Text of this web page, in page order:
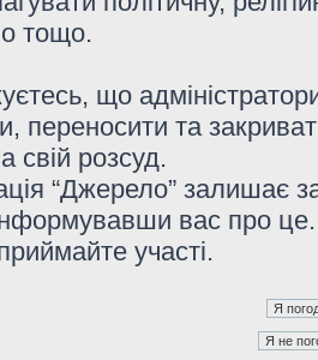
тощо.
що
переносити та
свій розсуд.
“Джерело” залишає
вас про
участі.